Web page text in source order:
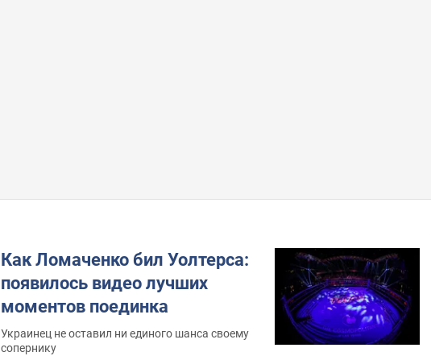
Как Ломаченко бил Уолтерса:
появилось видео лучших
моментов поединка
Украинец не оставил ни единого шанса своему
сопернику